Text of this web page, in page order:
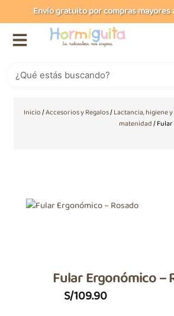
al
contenido
Envío gratuito por compras mayores
Inicio/Accesorios y Regalos/Lactancia, higiene
matenidad/
Fular Ergonómico –
S/109.90